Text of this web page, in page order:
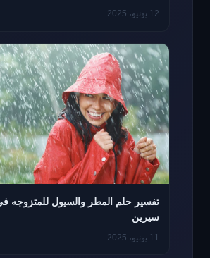
12 يونيو، 2025
تفسير حلم المطر والسيول للمتزوجه في
سيرين
11 يونيو، 2025